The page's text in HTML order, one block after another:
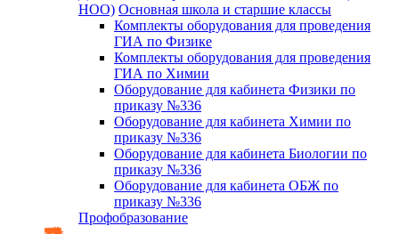
НОО) Основная школа и старшие классы
Комплекты оборудования для проведения
ГИА по Физике
Комплекты оборудования для проведения
ГИА по Химии
Оборудование для кабинета Физики по
приказу №336
Оборудование для кабинета Химии по
приказу №336
Оборудование для кабинета Биологии по
приказу №336
Оборудование для кабинета ОБЖ по
приказу №336
Профобразование